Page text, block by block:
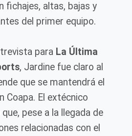
fichajes, altas, bajas y
del primer equipo.
para La Última
, Jardine fue claro al
que se mantendrá el
Coapa. El extécnico
pese a la llegada de
relacionadas con el